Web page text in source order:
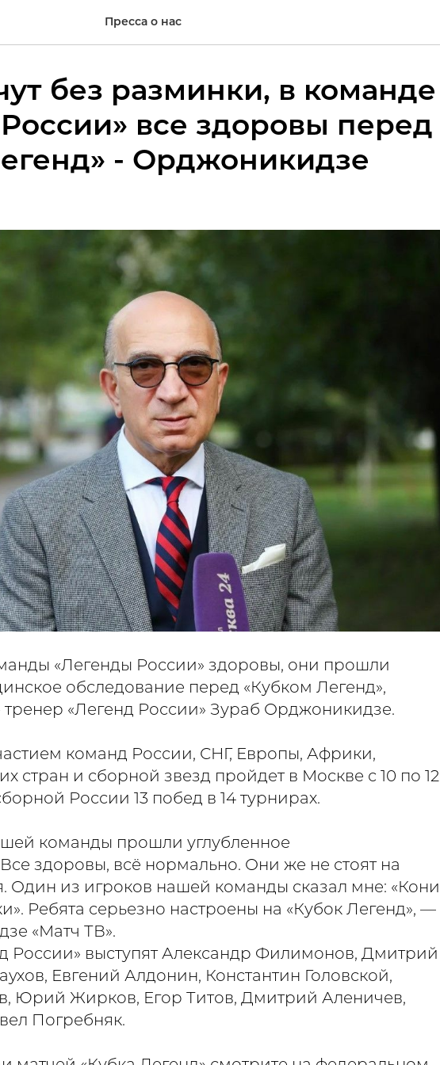
Пресса о нас
без разминки, в команде
все здоровы перед
- Орджоникидзе
«Легенды России» здоровы, они прошли
обследование перед «Кубком Легенд»,
«Легенд России» Зураб Орджоникидзе.
команд России, СНГ, Европы, Африки,
стран и сборной звезд пройдет в Москве с 10 по 12
России 13 побед в 14 турнирах.
команды прошли углубленное
здоровы, всё нормально. Они же не стоят на
Один из игроков нашей команды сказал мне: «Кони
Ребята серьезно настроены на «Кубок Легенд», —
«Матч ТВ».
России» выступят Александр Филимонов, Дмитрий
Евгений Алдонин, Константин Головской,
Юрий Жирков, Егор Титов, Дмитрий Аленичев,
Погребняк.